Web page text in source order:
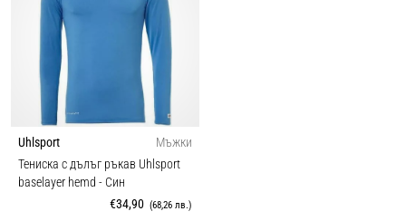
Uhlsport
Мъжки
Тениска с дълъг ръкав Uhlsport
baselayer hemd - Син
€34,90 (68,26 лв.)